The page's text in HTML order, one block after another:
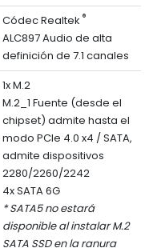
Códec Realtek®
ALC897 Audio de alta
definición de 7.1 canales
1x M.2
M.2_1 Fuente (desde el
chipset) admite hasta el
modo PCIe 4.0 x4 / SATA,
admite dispositivos
2280/2260/2242
4x SATA 6G
* SATA5 no estará
disponible al instalar M.2
SATA SSD en la ranura